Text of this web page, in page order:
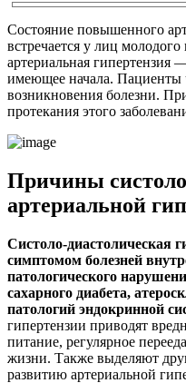
Состояние повышенного
встречается у лиц
артериальная гипертензия
имеющее начала. Пациенты
возникновения болезни.
протекания этого
Причины
артериальной
Систоло-диастолическая
симптомом болезней
патологического
сахарного диабета,
патологий эндокринной
гипертензии приводят
питание, регулярное
жизни. Также выделяют
развитию артериальной